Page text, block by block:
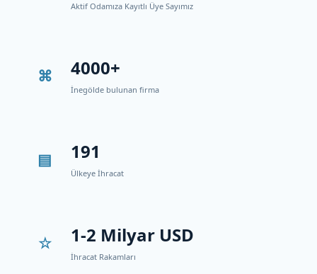
Aktif Odamıza Kayıtlı Üye Sayımız
4000+
İnegölde bulunan firma
191
Ülkeye İhracat
1-2 Milyar USD
İhracat Rakamları